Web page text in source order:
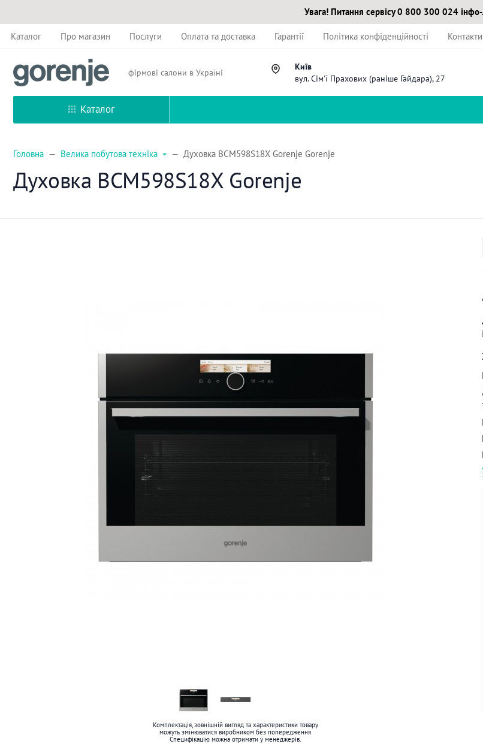
Увага! Питання сервісу 0 800 300 024 інфо-
Каталог Про магазин Послуги Оплата та доставка Гарантії Політика конфіденційності Контакти
фірмові салони в Україні
Київ
вул. Сім'ї Прахових (раніше Гайдара), 27
Каталог
Головна Велика побутова техніка Духовка BCM598S18X Gorenje Gorenje
Духовка BCM598S18X Gorenje
Комплектація, зовнішній вигляд та характеристики товару
можуть змінюватися виробником без попередження
Специфікацію можна отримати у менеджерів.